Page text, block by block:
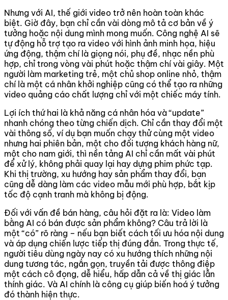
Nhưng với AI, thế giới video trở nên hoàn toàn khác
biệt. Giờ đây, bạn chỉ cần vài dòng mô tả cơ bản về ý
tưởng hoặc nội dung mình mong muốn. Công nghệ AI sẽ
tự động hỗ trợ tạo ra video với hình ảnh minh họa, hiệu
ứng động, thậm chí là giọng nói, phụ đề, nhạc nền phù
hợp, chỉ trong vòng vài phút hoặc thậm chí vài giây. Một
người làm marketing trẻ, một chủ shop online nhỏ, thậm
chí là một cá nhân khởi nghiệp cũng có thể tạo ra những
video quảng cáo chất lượng chỉ với một chiếc máy tính.
Lợi ích thứ hai là khả năng cá nhân hóa và “update”
nhanh chóng theo từng chiến dịch. Chỉ cần thay đổi một
vài thông số, ví dụ bạn muốn chạy thử cùng một video
nhưng hai phiên bản, một cho đối tượng khách hàng nữ,
một cho nam giới, thì nền tảng AI chỉ cần mất vài phút
để xử lý, không phải quay lại hay dựng phim phức tạp.
Khi thị trường, xu hướng hay sản phẩm thay đổi, bạn
cũng dễ dàng làm các video mẫu mới phù hợp, bắt kịp
tốc độ cạnh tranh mà không bị động.
Đối với vấn đề bán hàng, câu hỏi đặt ra là: Video làm
bằng AI có bán được sản phẩm không? Câu trả lời là
một “có” rõ ràng – nếu bạn biết cách tối ưu hóa nội dung
và áp dụng chiến lược tiếp thị đúng đắn. Trong thực tế,
người tiêu dùng ngày nay có xu hướng thích những nội
dung tương tác, ngắn gọn, truyền tải được thông điệp
một cách cô đọng, dễ hiểu, hấp dẫn cả về thị giác lẫn
thính giác. Và AI chính là công cụ giúp biến hoá ý tưởng
đó thành hiện thực.